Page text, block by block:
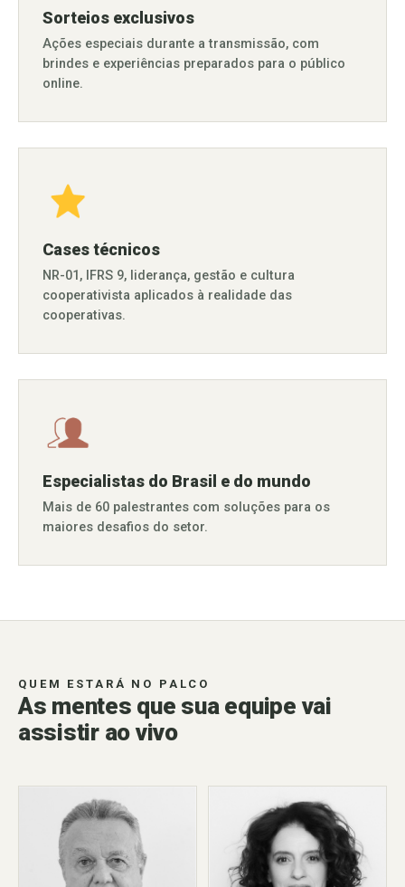
Sorteios exclusivos
Ações especiais durante a transmissão, com
brindes e experiências preparados para o público
online.
Cases técnicos
NR-01, IFRS 9, liderança, gestão e cultura
cooperativista aplicados à realidade das
cooperativas.
Especialistas do Brasil e do mundo
Mais de 60 palestrantes com soluções para os
maiores desafios do setor.
QUEM ESTARÁ NO PALCO
As mentes que sua equipe vai
assistir ao vivo